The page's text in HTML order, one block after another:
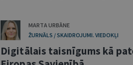
MARTA URBĀNE
ŽURNĀLS / SKAIDROJUMI. VIEDOKĻI
Digitālais taisnīgums kā